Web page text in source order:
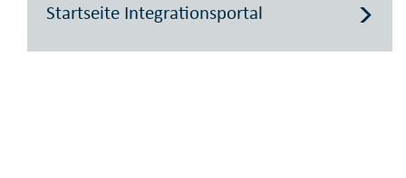
Startseite Integrationsportal